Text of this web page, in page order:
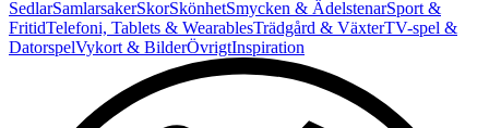
SedlarSamlarsakerSkorSkönhetSmycken & ÄdelstenarSport &
FritidTelefoni, Tablets & WearablesTrädgård & VäxterTV-spel &
DatorspelVykort & BilderÖvrigtInspiration